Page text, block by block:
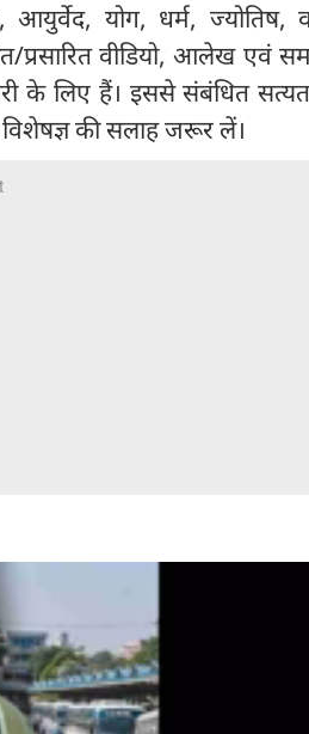
योग, धर्म, ज्योतिष,
प्रसारित वीडियो, आलेख एवं
के लिए हैं। इससे संबंधित
विशेषज्ञ की सलाह जरूर लें।